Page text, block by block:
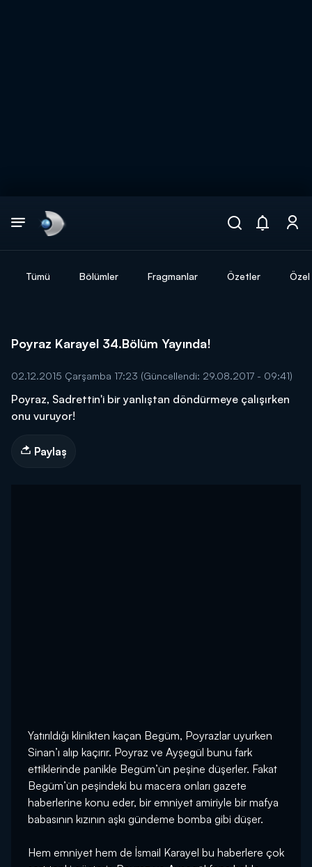
Tümü Bölümler Fragmanlar Özetler
Poyraz Karayel 34.Bölüm Yayında!
02.12.2015 Çarşamba 17:23 (Güncellendi: 29.08.2017 - 09:41)
Poyraz, Sadrettin'i bir yanlıştan döndürmeye çalışırken
onu vuruyor!
Paylaş
Yatırıldığı klinikten kaçan Begüm, Poyrazlar uyurken
Sinan’ı alıp kaçırır. Poyraz ve Ayşegül bunu fark
ettiklerinde panikle Begüm’ün peşine düşerler. Fakat
Begüm’ün peşindeki bu macera onları gazete
haberlerine konu eder, bir emniyet amiriyle bir mafya
babasının kızının aşkı gündeme bomba gibi düşer.
Hem emniyet hem de İsmail Karayel bu haberlere çok